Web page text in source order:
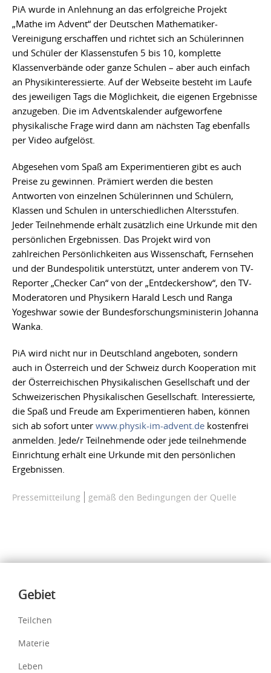
PiA wurde in Anlehnung an das erfolgreiche Projekt
„Mathe im Advent“ der Deutschen Mathematiker-
Vereinigung erschaffen und richtet sich an Schülerinnen
und Schüler der Klassenstufen 5 bis 10, komplette
Klassenverbände oder ganze Schulen – aber auch einfach
an Physikinteressierte. Auf der Webseite besteht im Laufe
des jeweiligen Tags die Möglichkeit, die eigenen Ergebnisse
anzugeben. Die im Adventskalender aufgeworfene
physikalische Frage wird dann am nächsten Tag ebenfalls
per Video aufgelöst.
Abgesehen vom Spaß am Experimentieren gibt es auch
Preise zu gewinnen. Prämiert werden die besten
Antworten von einzelnen Schülerinnen und Schülern,
Klassen und Schulen in unterschiedlichen Altersstufen.
Jeder Teilnehmende erhält zusätzlich eine Urkunde mit den
persönlichen Ergebnissen. Das Projekt wird von
zahlreichen Persönlichkeiten aus Wissenschaft, Fernsehen
und der Bundespolitik unterstützt, unter anderem von TV-
Reporter „Checker Can“ von der „Entdeckershow“, den TV-
Moderatoren und Physikern Harald Lesch und Ranga
Yogeshwar sowie der Bundesforschungsministerin Johanna
Wanka.
PiA wird nicht nur in Deutschland angeboten, sondern
auch in Österreich und der Schweiz durch Kooperation mit
der Österreichischen Physikalischen Gesellschaft und der
Schweizerischen Physikalischen Gesellschaft. Interessierte,
die Spaß und Freude am Experimentieren haben, können
sich ab sofort unter www.physik-im-advent.de kostenfrei
anmelden. Jede/r Teilnehmende oder jede teilnehmende
Einrichtung erhält eine Urkunde mit den persönlichen
Ergebnissen.
Pressemitteilung gemäß den Bedingungen der Quelle
Inhalte
Gebiet
Teilchen
Materie
Leben